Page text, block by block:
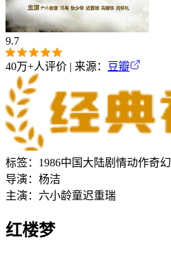
9.7
40万+人评价 | 来源： 豆瓣
标签： 1986中国大陆剧情动作奇幻
导演： 杨洁
主演： 六小龄童迟重瑞
红楼梦